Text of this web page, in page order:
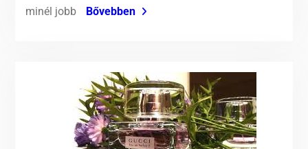
minél jobb
Bővebben